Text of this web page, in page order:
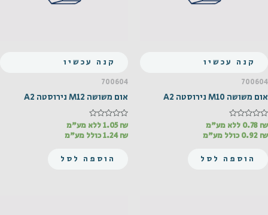
קנה עכשיו
700604
אום משושה M10 נירוסטה A2
דורג
מתוך
0.78 ₪
ללא מע"מ
0.92 ₪ כולל מע"מ
הוספה לסל
קנה עכשיו
700604
אום משושה M12 נירוסטה A2
דורג
מתוך
1.05₪
ללא מע"מ
1.24₪ כולל מע"מ
הוספה לסל